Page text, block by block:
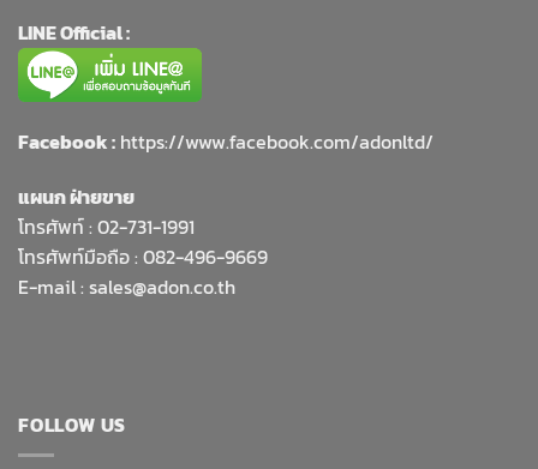
LINE Official :
Facebook : https://www.facebook.com/adonltd/
แผนก ฝ่ายขาย
โทรศัพท์ : 02-731-1991
โทรศัพท์มือถือ : 082-496-9669
E-mail : sales@adon.co.th
FOLLOW US